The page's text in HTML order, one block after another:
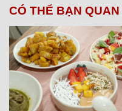
CÓ THỂ BẠN QUAN